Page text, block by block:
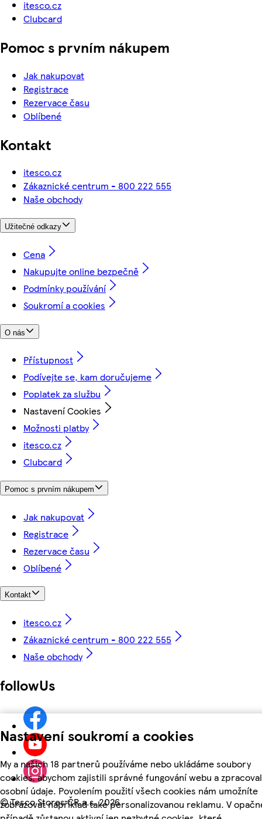
Nastavení soukromí a cookies
My a našich 18 partnerů používáme nebo ukládáme soubory
cookies, abychom zajistili správné fungování webu a
osobní údaje. Povolením použití všech cookies nám umožníte
zobrazovat například také personalizovanou reklamu. V
itesco.cz
Clubcard
Pomoc s prvním nákupem
Jak nakupovat
Registrace
Rezervace času
Oblíbené
Kontakt
itesco.cz
Zákaznické centrum - 800 222 555
Naše obchody
Užitečné odkazy
Cena
Nakupujte online bezpečně
Podmínky používání
Soukromí a cookies
O nás
Přístupnost
Podívejte se, kam doručujeme
Poplatek za službu
Nastavení Cookies
Možnosti platby
itesco.cz
Clubcard
Pomoc s prvním nákupem
Jak nakupovat
Registrace
Rezervace času
Oblíbené
Kontakt
itesco.cz
Zákaznické centrum - 800 222 555
Naše obchody
followUs
©Tesco Stores ČR a.s. 2026